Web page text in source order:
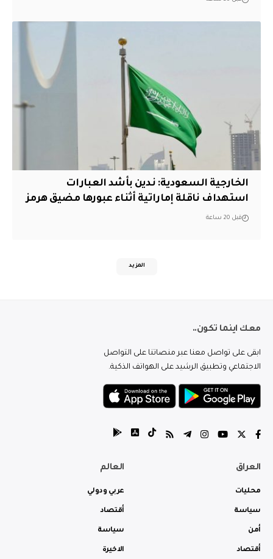
‏الخارجية السعودية: ندين بأشد العبارات
استهداف ناقلة إماراتية أثناء عبورها مضيق هرمز
قبل 20 ساعة
المزيد
معك اينما تكون..
ابقى على تواصل معنا عبر منصاتنا على التواصل
الاجتماعي وتطبيق الرشيد على الهواتف الذكية.
العراق
محليات
سياسة
أمن
أقتصاد
العالم
عربي ودولي
أقتصاد
سياسة
الاخيرة